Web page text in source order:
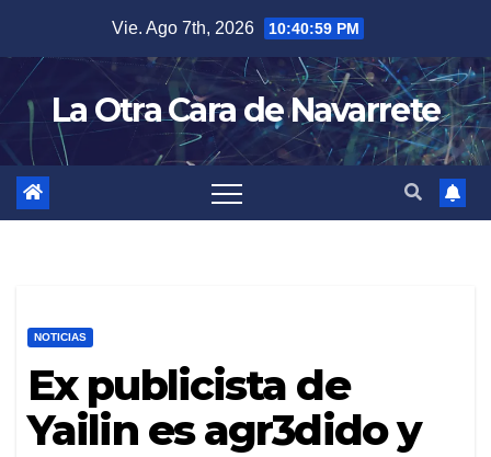
content
Vie. Ago 7th, 2026 10:41:00 PM
La Otra Cara de Navarrete
NOTICIAS
Ex publicista de
Yailin es agr3dido y